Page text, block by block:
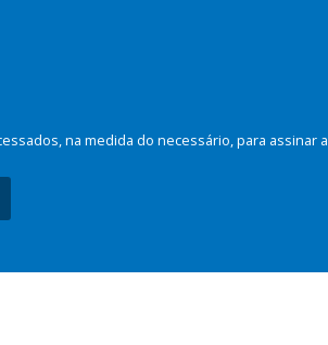
na medida do necessário, para assinar